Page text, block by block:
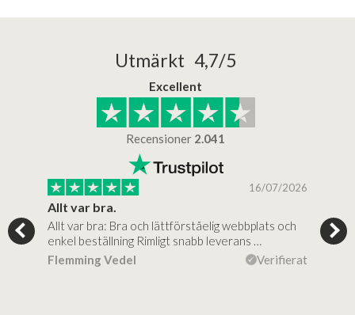
Utmärkt 4,7/5
Excellent
Recensioner 2.041
16/07/2026
Allt var bra.
Allt var bra: Bra och lättförståelig webbplats och
enkel beställning Rimligt snabb leverans …
Flemming Vedel
Verifierat
Jag